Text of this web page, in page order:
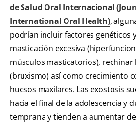
de Salud Oral Internacional
International Oral Health),
podrían incluir factores genéticos
masticación excesiva
músculos masticatorios), rechinar
(bruxismo) así como crecimiento
huesos maxilares. Las exostosis
hacia el final de la adolescencia y
temprana y tienden a aumentar